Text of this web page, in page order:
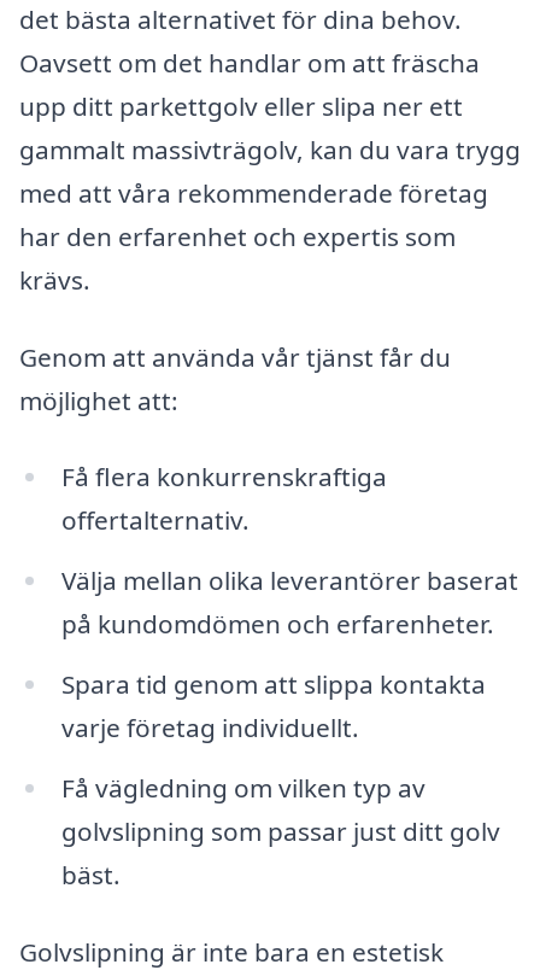
det bästa alternativet för dina behov.
Oavsett om det handlar om att fräscha
upp ditt parkettgolv eller slipa ner ett
gammalt massivträgolv, kan du vara trygg
med att våra rekommenderade företag
har den erfarenhet och expertis som
krävs.
Genom att använda vår tjänst får du
möjlighet att:
Få flera konkurrenskraftiga
offertalternativ.
Välja mellan olika leverantörer baserat
på kundomdömen och erfarenheter.
Spara tid genom att slippa kontakta
varje företag individuellt.
Få vägledning om vilken typ av
golvslipning som passar just ditt golv
bäst.
Golvslipning är inte bara en estetisk